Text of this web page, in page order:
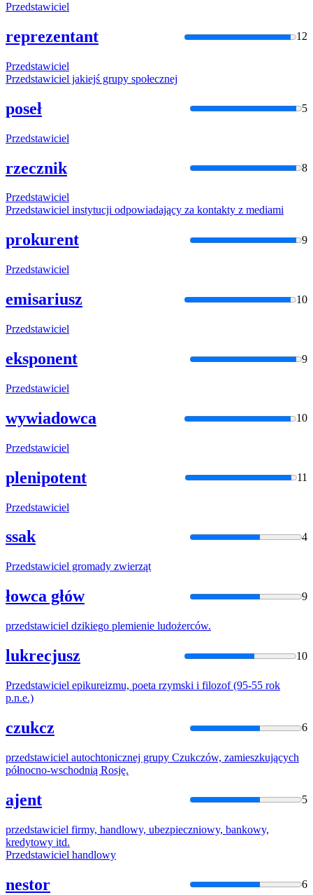
Przedstawiciel
reprezentant 12
Przedstawiciel
Przedstawiciel jakiejś grupy społecznej
poseł 5
Przedstawiciel
rzecznik 8
Przedstawiciel
Przedstawiciel instytucji odpowiadający za kontakty z mediami
prokurent 9
Przedstawiciel
emisariusz 10
Przedstawiciel
eksponent 9
Przedstawiciel
wywiadowca 10
Przedstawiciel
plenipotent 11
Przedstawiciel
ssak 4
Przedstawiciel gromady zwierząt
łowca głów 9
przedstawiciel dzikiego plemienie ludożerców.
lukrecjusz 10
Przedstawiciel epikureizmu, poeta rzymski i filozof (95-55 rok
p.n.e.)
czukcz 6
przedstawiciel autochtonicznej grupy Czukczów, zamieszkujących
północno-wschodnią Rosję.
ajent 5
przedstawiciel firmy, handlowy, ubezpieczniowy, bankowy,
kredytowy itd.
Przedstawiciel handlowy
nestor 6